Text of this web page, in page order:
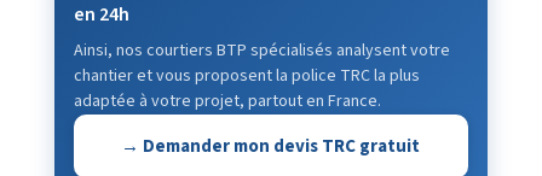
en 24h
Ainsi, nos courtiers BTP spécialisés analysent votre
chantier et vous proposent la police TRC la plus
adaptée à votre projet, partout en France.
→ Demander mon devis TRC gratuit